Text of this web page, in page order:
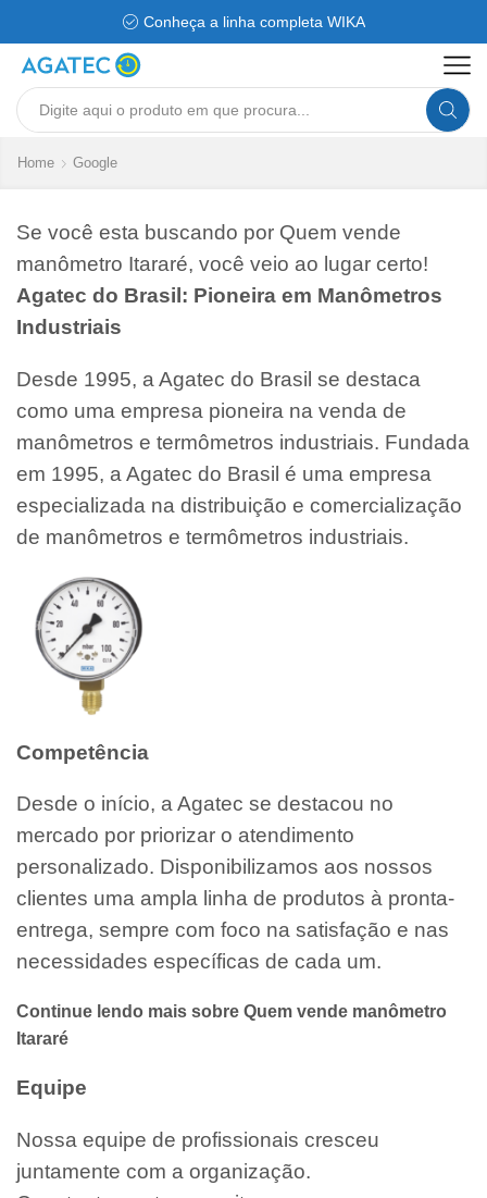
Conheça a linha completa WIKA
Search
Home Google
Se você esta buscando por Quem vende
manômetro Itararé, você veio ao lugar certo!
Agatec do Brasil: Pioneira em Manômetros
Industriais
Desde 1995, a Agatec do Brasil se destaca
como uma empresa pioneira na venda de
manômetros e termômetros industriais. Fundada
em 1995, a Agatec do Brasil é uma empresa
especializada na distribuição e comercialização
de manômetros e termômetros industriais.
Competência
Desde o início, a Agatec se destacou no
mercado por priorizar o atendimento
personalizado. Disponibilizamos aos nossos
clientes uma ampla linha de produtos à pronta-
entrega, sempre com foco na satisfação e nas
necessidades específicas de cada um.
Continue lendo mais sobre Quem vende manômetro
Itararé
Equipe
Nossa equipe de profissionais cresceu
juntamente com a organização.